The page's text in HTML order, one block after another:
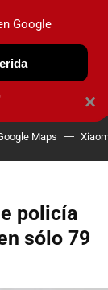
Maps
policía
sólo 79
×
Google